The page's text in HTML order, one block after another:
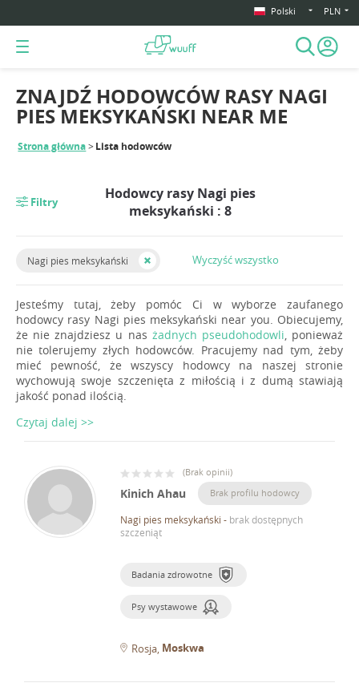
Polski PLN
Strona główna Lista hodowców
ZNAJDŹ HODOWCÓW RASY NAGI
PIES MEKSYKAŃSKI NEAR ME
Filtry
Hodowcy rasy Nagi pies
meksykański : 8
Nagi pies meksykański Wyczyść wszystko
Jesteśmy tutaj, żeby pomóc Ci w wyborze zaufanego
hodowcy rasy Nagi pies meksykański near you. Obiecujemy,
że nie znajdziesz u nas żadnych pseudohodowli , ponieważ
nie tolerujemy złych hodowców. Pracujemy nad tym, żeby
mieć pewność, że wszyscy hodowcy na naszej stronie
wychowują swoje szczenięta z miłością i z dumą stawiają
jakość ponad ilością.
Czytaj dalej >>
(Brak opinii)
Kinich Ahau Brak profilu hodowcy
Nagi pies meksykański - brak dostępnych
szczeniąt
Badania zdrowotne
Psy wystawowe
Rosja Moskwa